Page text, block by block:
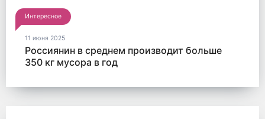
Интересное
11 июня 2025
Россиянин в среднем производит больше
350 кг мусора в год